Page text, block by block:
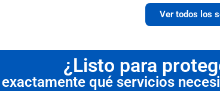
Ver todos los
¿Listo para
qué servicios